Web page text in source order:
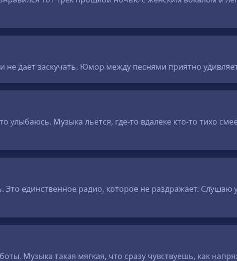
даёт заскучать. Юмор между песнями приятно
улыбаюсь. Музыка льётся, где-то вдалеке кто-то тихо
единственное радио, которое не раздражает. Слушаю
Музыка такая мягкая, что сразу чувствуешь, как